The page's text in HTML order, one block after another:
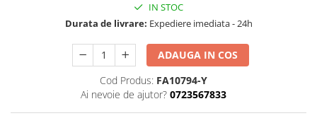
IN STOC
Durata de livrare: Expediere imediata - 24h
ADAUGA IN COS
Cod Produs: FA10794-Y
Ai nevoie de ajutor? 0723567833